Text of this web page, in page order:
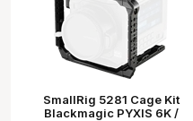
SmallRig 5281 Cage Kit
Blackmagic PYXIS 6K /